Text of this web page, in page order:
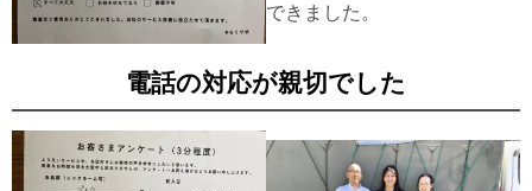
できました。
電話の対応が親切でした